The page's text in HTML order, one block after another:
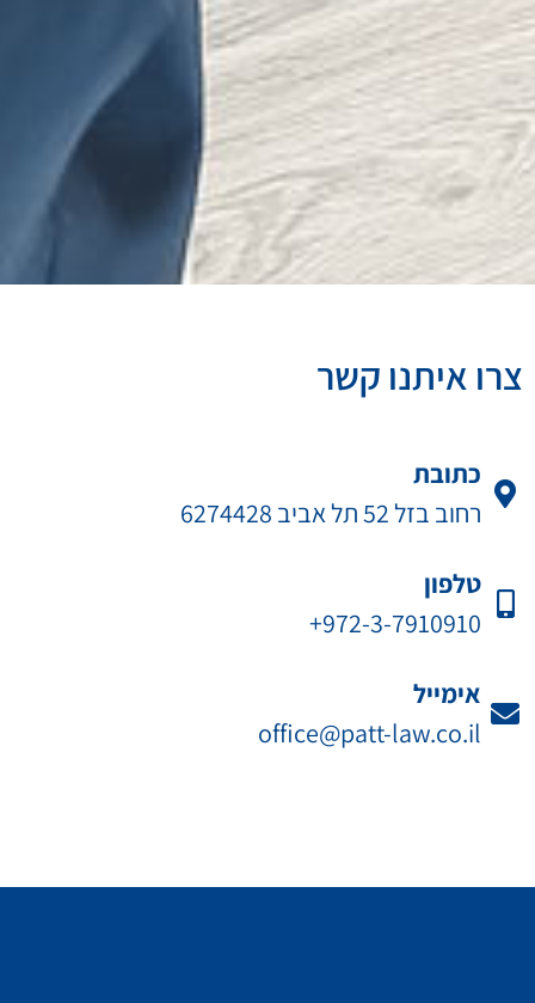
צרו איתנו קשר
כתובת
רחוב בזל 52 תל אביב 6274428
טלפון
972-3-7910910+
אימייל
office@patt-law.co.il